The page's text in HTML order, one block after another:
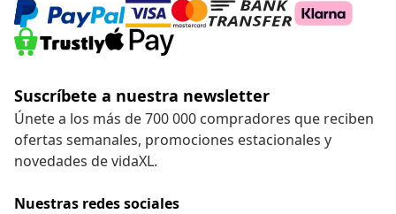
Suscríbete a nuestra newsletter
Únete a los más de 700 000 compradores que reciben
ofertas semanales, promociones estacionales y
novedades de vidaXL.
Nuestras redes sociales